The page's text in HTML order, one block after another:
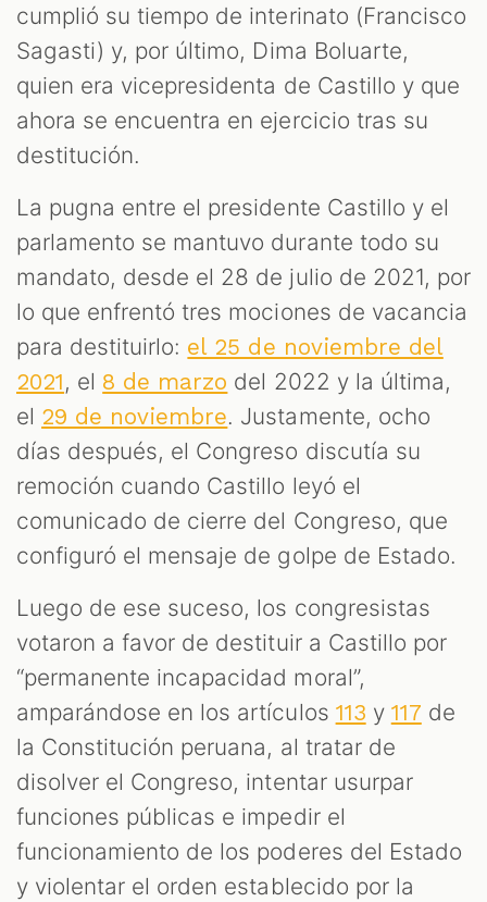
cumplió su tiempo de interinato (Francisco
Sagasti) y, por último, Dima Boluarte,
quien era vicepresidenta de Castillo y que
ahora se encuentra en ejercicio tras su
destitución.
La pugna entre el presidente Castillo y el
parlamento se mantuvo durante todo su
mandato, desde el 28 de julio de 2021, por
lo que enfrentó tres mociones de vacancia
para destituirlo: el 25 de noviembre del
2021, el 8 de marzo del 2022 y la última,
el 29 de noviembre. Justamente, ocho
días después, el Congreso discutía su
remoción cuando Castillo leyó el
comunicado de cierre del Congreso, que
configuró el mensaje de golpe de Estado.
Luego de ese suceso, los congresistas
votaron a favor de destituir a Castillo por
“permanente incapacidad moral”,
amparándose en los artículos 113 y 117 de
la Constitución peruana, al tratar de
disolver el Congreso, intentar usurpar
funciones públicas e impedir el
funcionamiento de los poderes del Estado
y violentar el orden establecido por la